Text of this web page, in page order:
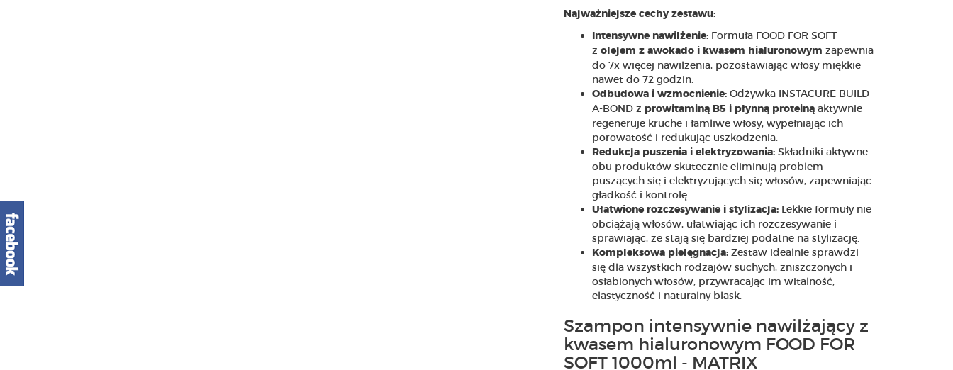
Najważniejsze cechy zestawu:
Intensywne nawilżenie:Formuła FOOD FOR SOFT
z olejem z awokado i kwasem hialuronowym zapewnia
do 7x więcej nawilżenia, pozostawiając włosy miękkie
nawet do 72 godzin.
Odbudowa i wzmocnienie:Odżywka INSTACURE BUILD-
A-BOND z prowitaminą B5 i płynną proteinąaktywnie
regeneruje kruche i łamliwe włosy, wypełniając ich
porowatość i redukując uszkodzenia.
Redukcja puszenia i elektryzowania:Składniki aktywne
obu produktów skutecznie eliminują problem
puszących się i elektryzujących się włosów, zapewniając
gładkość i kontrolę.
Ułatwione rozczesywanie i stylizacja:Lekkie formuły nie
obciążają włosów, ułatwiając ich rozczesywanie i
sprawiając, że stają się bardziej podatne na stylizację.
Kompleksowa pielęgnacja:Zestaw idealnie sprawdzi
się dla wszystkich rodzajów suchych, zniszczonych i
osłabionych włosów, przywracając im witalność,
elastyczność i naturalny blask.
Szampon intensywnie nawilżający z
kwasem hialuronowym FOOD FOR
SOFT 1000ml - MATRIX